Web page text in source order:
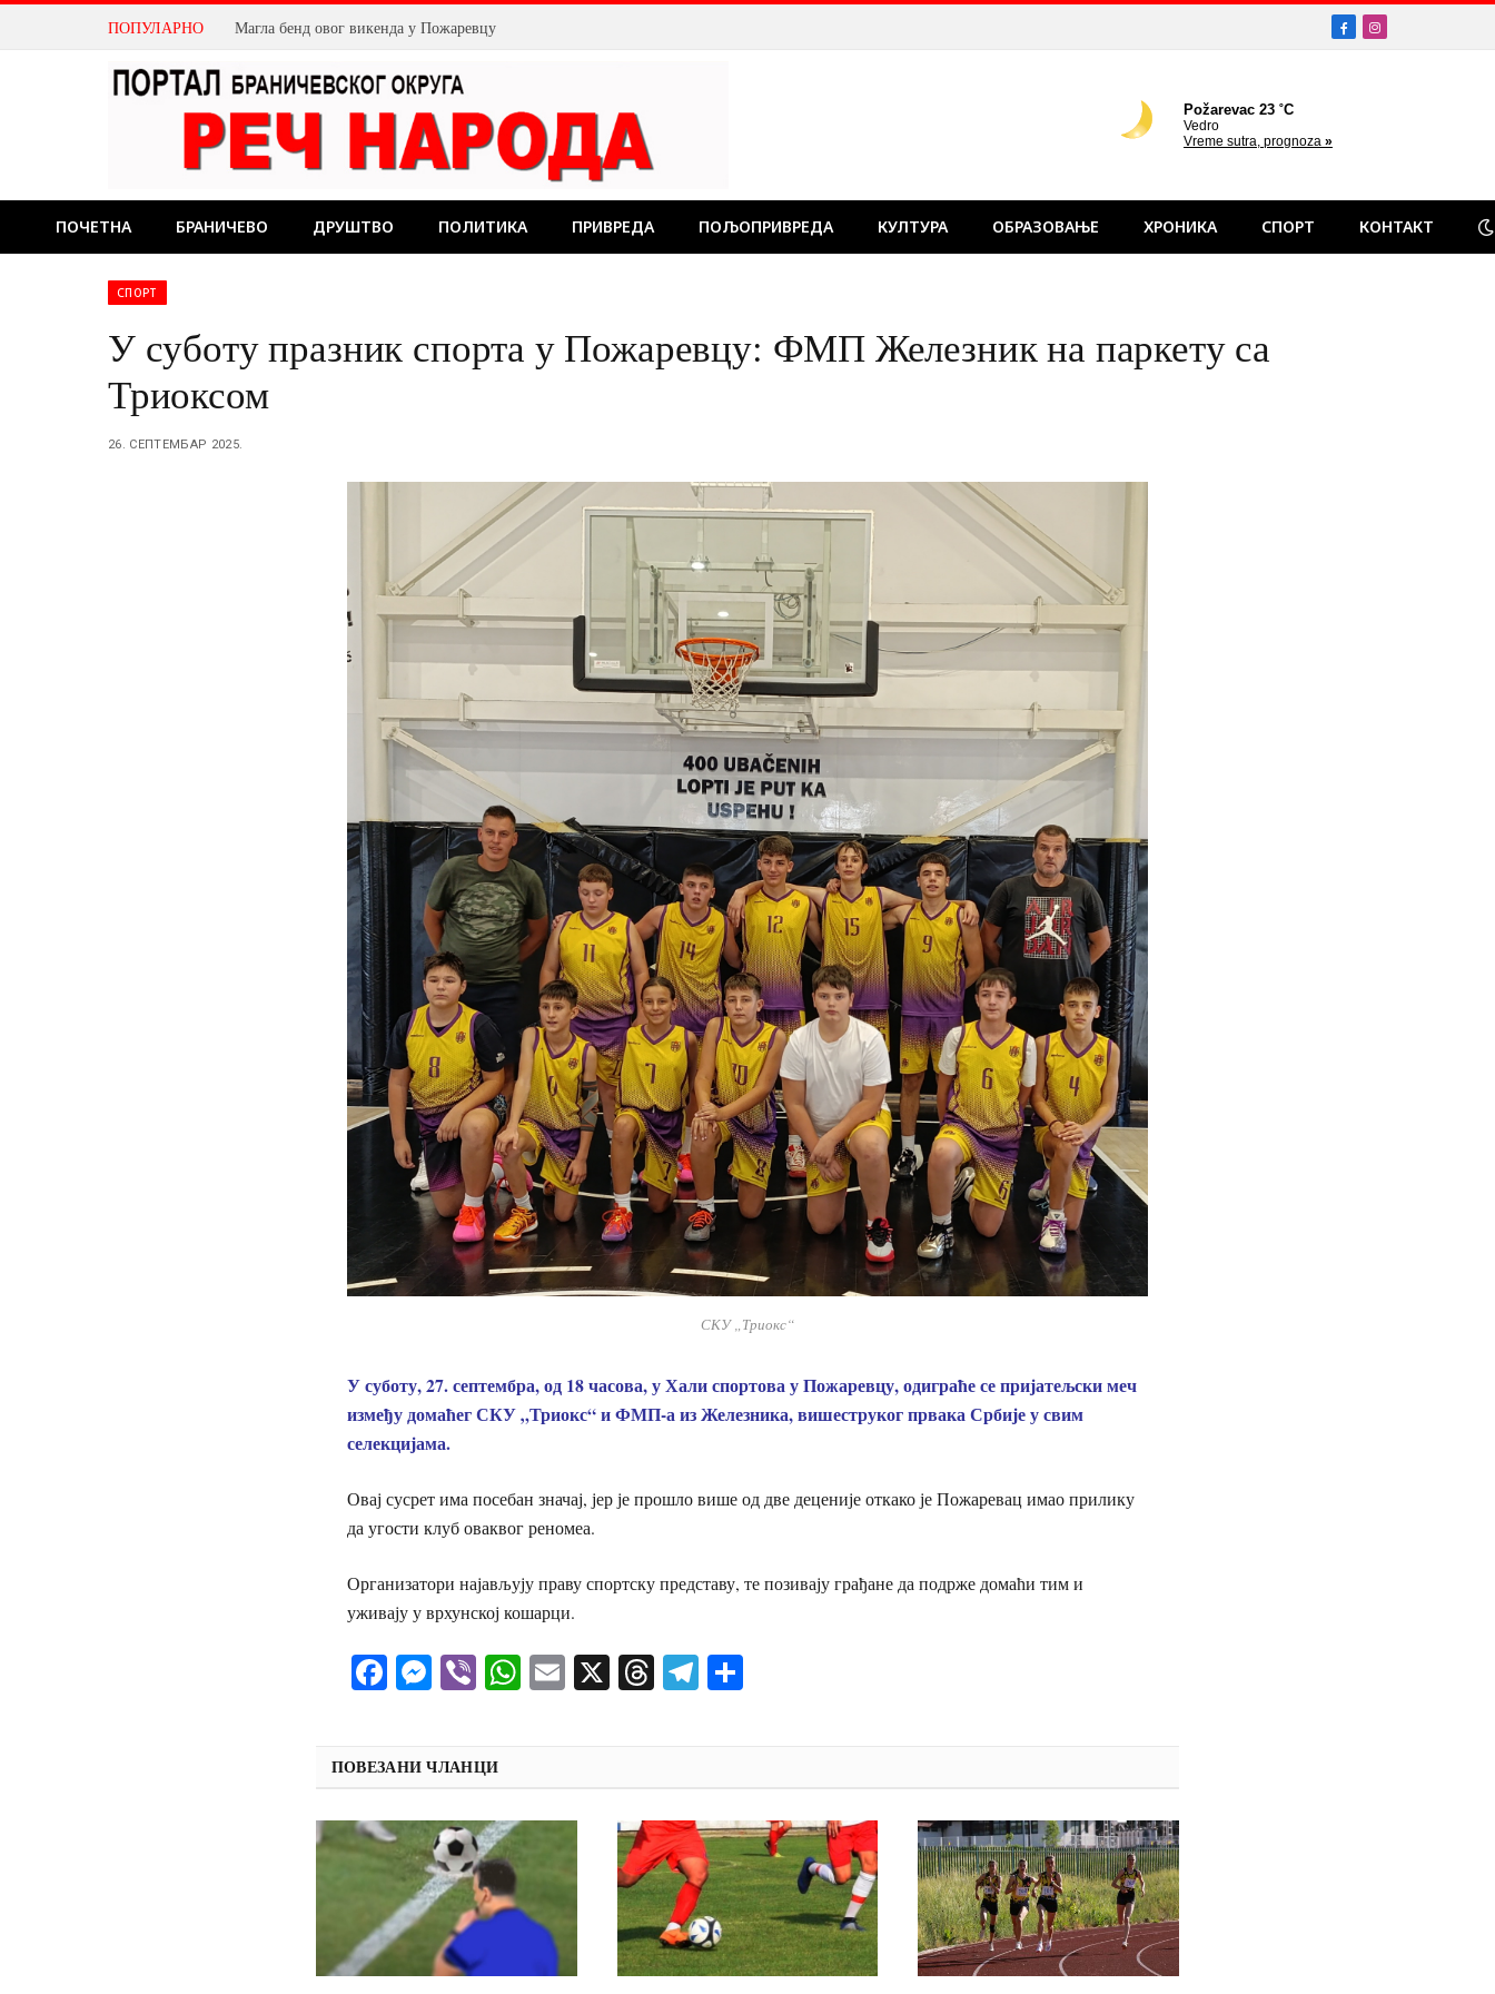
ПОПУЛАРНО Магла бенд овог викенда у Пожаревцу FacebookInstagram
ПОЧЕТНА БРАНИЧЕВО ДРУШТВО ПОЛИТИКА ПРИВРЕДА ПОЉОПРИВРЕДА КУЛТУРА ОБРАЗОВАЊЕ ХРОНИКА СПОРТ КОНТАКТ
СПОРТ
У суботу празник спорта у Пожаревцу: ФМП Железник на паркету са
Триоксом
26. СЕПТЕМБАР 2025.
СКУ „Триокс“
У суботу, 27. септембра, од 18 часова, у Хали спортова у Пожаревцу, одиграће се пријатељски меч
између домаћег СКУ „Триокс“ и ФМП-а из Железника, вишеструког првака Србије у свим
селекцијама.
Овај сусрет има посебан значај, јер је прошло више од две деценије откако је Пожаревац имао прилику
да угости клуб оваквог реномеа.
Организатори најављују праву спортску представу, те позивају грађане да подрже домаћи тим и
уживају у врхунској кошарци.
Facebook
Messenger
ViberWhatsApp
Email
X ThreadsTelegram
ПОВЕЗАНИ ЧЛАНЦИ